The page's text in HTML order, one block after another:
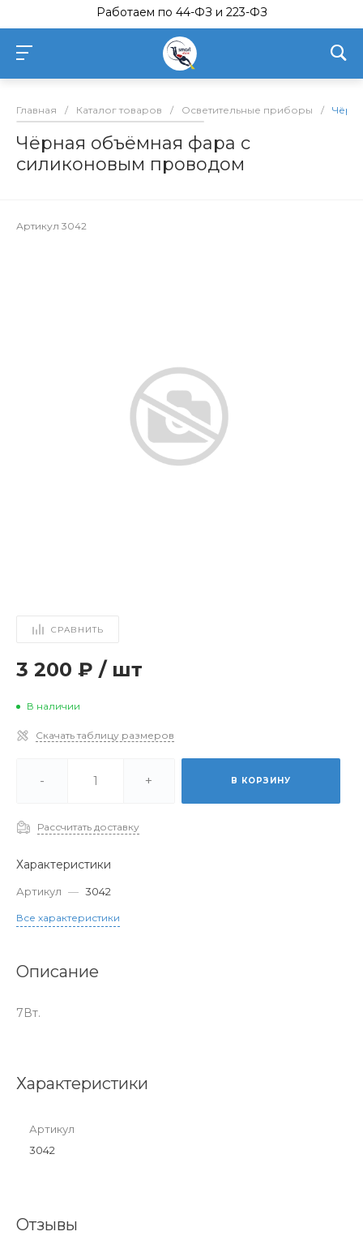
Работаем по 44-ФЗ и 223-ФЗ
Главная / Каталог товаров / Осветительные приборы /
Чёрная объёмная фара с
силиконовым проводом
Артикул 3042
СРАВНИТЬ
3 200 ₽ / шт
В наличии
Скачать таблицу размеров
- + В КОРЗИНУ
Рассчитать доставку
Характеристики
Артикул — 3042
Все характеристики
Описание
7Вт.
Характеристики
Артикул
3042
Отзывы